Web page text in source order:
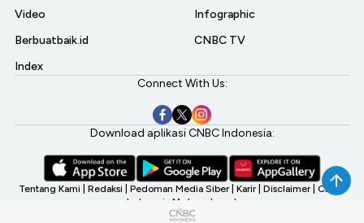
Video
Berbuatbaik.id
Index
Infographic
CNBC TV
Connect With Us:
Download aplikasi CNBC Indonesia:
Tentang Kami Redaksi Pedoman Media Siber Karir Disclaimer CNBC
Indonesia My Investment
©2026 CNBC Indonesia, A Transmedia Company